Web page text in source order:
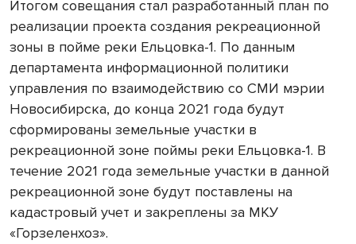
Итогом совещания стал разработанный план по
реализации проекта создания рекреационной
зоны в пойме реки Ельцовка-1. По данным
департамента информационной политики
управления по взаимодействию со СМИ мэрии
Новосибирска, до конца 2021 года будут
сформированы земельные участки в
рекреационной зоне поймы реки Ельцовка-1. В
течение 2021 года земельные участки в данной
рекреационной зоне будут поставлены на
кадастровый учет и закреплены за МКУ
«Горзеленхоз».